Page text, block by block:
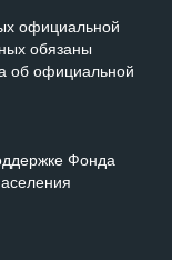
официальной
обязаны
об официальной
Фонда